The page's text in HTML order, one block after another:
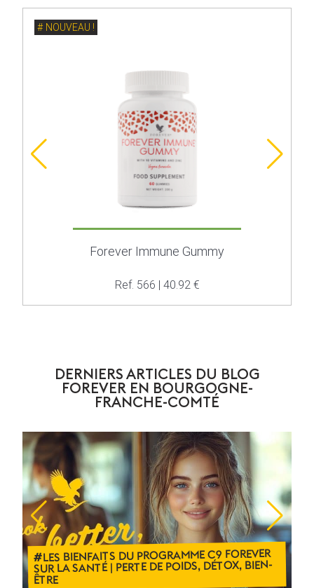
NOUVEAU !
Forever Immune Gummy
Ref. 566 | 40.92 €
DERNIERS ARTICLES DU BLOG
FOREVER EN BOURGOGNE-
FRANCHE-COMTÉ
LES BIENFAITS DU PROGRAMME C9 FOREVER
SUR LA SANTÉ | PERTE DE POIDS, DÉTOX, BIEN-
ÊTRE